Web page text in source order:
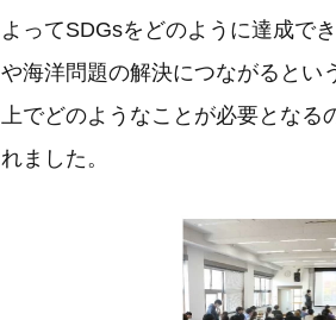
よってSDGsをどのように達成で
や海洋問題の解決につながるとい
上でどのようなことが必要となる
れました。